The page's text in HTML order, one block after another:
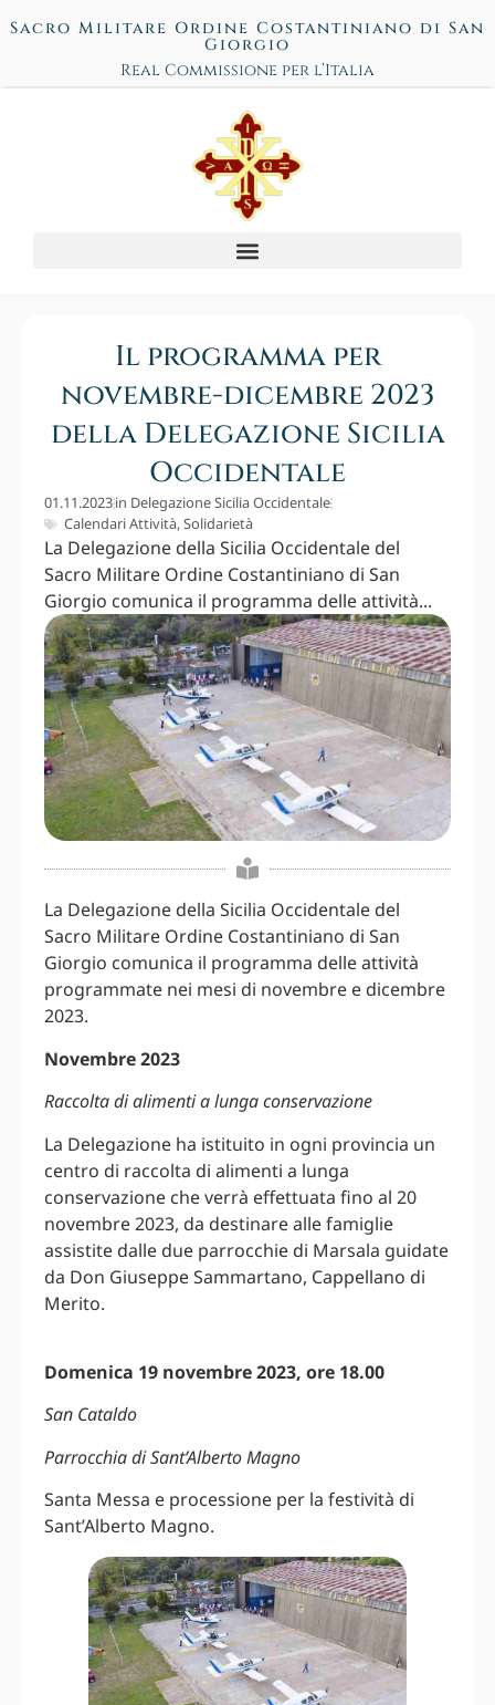
Sacro Militare Ordine Costantiniano di San
Giorgio
Real Commissione per l’Italia
Il programma per
novembre-dicembre 2023
della Delegazione Sicilia
Occidentale
01.11.2023in Delegazione Sicilia Occidentale
Calendari Attività,Solidarietà
La Delegazione della Sicilia Occidentale del
Sacro Militare Ordine Costantiniano di San
Giorgio comunica il programma delle attività...
La Delegazione della Sicilia Occidentale del
Sacro Militare Ordine Costantiniano di San
Giorgio comunica il programma delle attività
programmate nei mesi di novembre e dicembre
2023.
Novembre 2023
Raccolta di alimenti a lunga conservazione
La Delegazione ha istituito in ogni provincia un
centro di raccolta di alimenti a lunga
conservazione che verrà effettuata fino al 20
novembre 2023, da destinare alle famiglie
assistite dalle due parrocchie di Marsala guidate
da Don Giuseppe Sammartano, Cappellano di
Merito.
Domenica 19 novembre 2023, ore 18.00
San Cataldo
Parrocchia di Sant’Alberto Magno
Santa Messa e processione per la festività di
Sant’Alberto Magno.